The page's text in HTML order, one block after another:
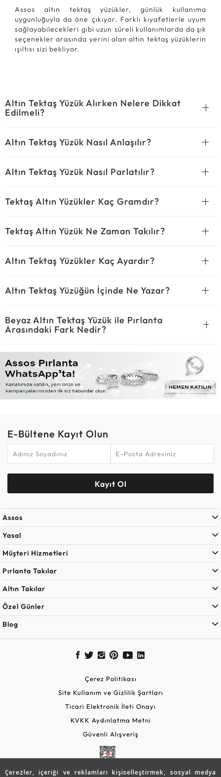
Çerezler, içeriği ve reklamları kişiselleştirmek, sosyal medya
Assos altın tektaş yüzükler, günlük kullanıma
uygunluğuyla da öne çıkıyor. Farklı kıyafetlerle uyum
sağlayabilecekleri gibi uzun süreli kullanımlarda da şık
seçenekler arasında yerini alan altın tektaş yüzüklerin
ışıltısı sizi bekliyor.
Altın Tektaş Yüzük Alırken Nelere Dikkat
Edilmeli?
Altın Tektaş Yüzük Nasıl Anlaşılır?
Altın Tektaş Yüzük Nasıl Parlatılır?
Tektaş Altın Yüzükler Kaç Gramdır?
Tektaş Altın Yüzük Ne Zaman Takılır?
Altın Tektaş Yüzükler Kaç Ayardır?
Altın Tektaş Yüzüğün İçinde Ne Yazar?
Beyaz Altın Tektaş Yüzük ile Pırlanta
Arasındaki Fark Nedir?
E-Bültene Kayıt Olun
Kayıt Ol
Assos
Yasal
Müşteri Hizmetleri
Pırlanta Takılar
Altın Takılar
Özel Günler
Blog
Çerez Politikası
Site Kullanım ve Gizlilik Şartları
Ticari Elektronik İleti Onayı
KVKK Aydınlatma Metni
Güvenli Alışveriş